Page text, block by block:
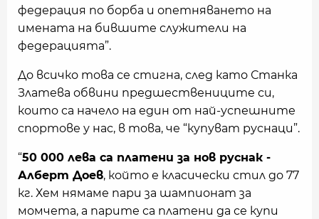
федерация по борба и опетняването на
имената на бившите служители на
федерацията”.
До всичко това се стигна, след като Станка
Златева обвини предшествениците си,
които са начело на един от най-успешните
спортове у нас, в това, че “купуват руснаци”.
“50 000 лева са платени за нов руснак -
Алберт Доев, който е класически стил до 77
кг. Хем нямаме пари за шампионат за
момчета, а парите са платени да се купи